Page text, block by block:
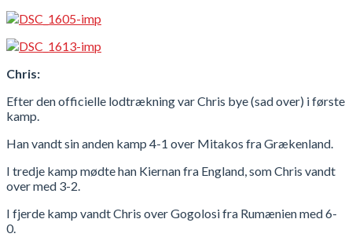
Chris:
Efter den officielle lodtrækning var Chris bye (sad over) i første
kamp.
Han vandt sin anden kamp 4-1 over Mitakos fra Grækenland.
I tredje kamp mødte han Kiernan fra England, som Chris vandt
over med 3-2.
I fjerde kamp vandt Chris over Gogolosi fra Rumænien med 6-
0.